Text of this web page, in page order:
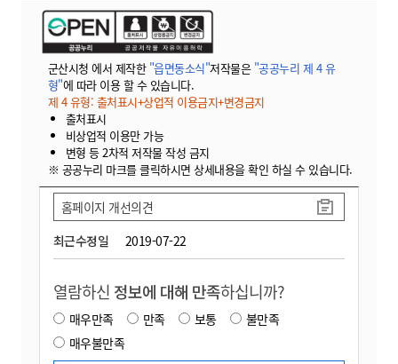
군산시청 에서 제작한 "읍면동소식"저작물은 "공공누리 제 4 유
형"에 따라 이용 할 수 있습니다.
제 4 유형: 출처표시+상업적 이용금지+변경금지
출처표시
비상업적 이용만 가능
변형 등 2차적 저작물 작성 금지
※ 공공누리 마크를 클릭하시면 상세내용을 확인 하실 수 있습니다.
최근수정일 2019-07-22
홈페이지 개선의견
열람하신 정보에 대해 만족하십니까?
매우만족 만족 보통
불만족
매우불만족